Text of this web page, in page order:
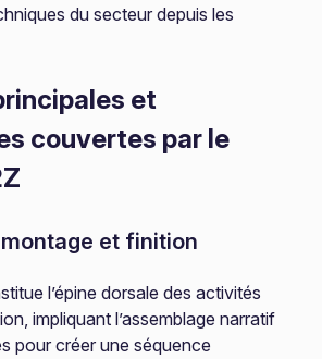
du secteur depuis les
et
couvertes par le
et finition
l’épine dorsale des activités
impliquant l’assemblage narratif
pour créer une séquence